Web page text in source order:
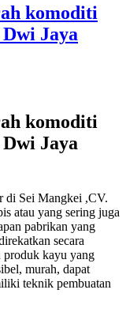
komoditi
Jaya
komoditi
Jaya
di Sei Mangkei ,CV.
atau yang sering juga
pabrikan yang
secara
produk kayu yang
murah, dapat
teknik pembuatan